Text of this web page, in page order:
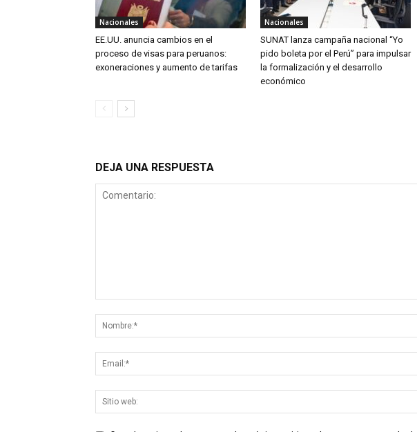
Nacionales
EE.UU. anuncia cambios en el
proceso de visas para peruanos:
exoneraciones y aumento de tarifas
Nacionales
SUNAT lanza campaña nacional “Yo
pido boleta por el Perú” para impulsar
la formalización y el desarrollo
económico
DEJA UNA RESPUESTA